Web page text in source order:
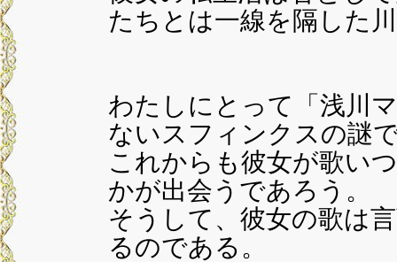
たちとは一線を隔した
わたしにとって「浅川
ないスフィンクスの謎
これからも彼女が歌い
かが出会うであろう。
そうして、彼女の歌は
るのである。